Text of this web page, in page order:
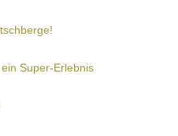
ein Super-Erlebnis